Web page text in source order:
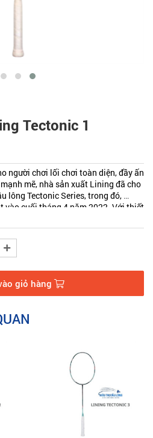
Tectonic 1
người chơi lối chơi toàn diện, đầy ấn
mẽ, nhà sản xuất Lining đã cho
lông Tectonic Series, trong đó,
vào cuối tháng 4 năm 2022. Với thiết
cung cấp khả năng bộc phát sức
còn có độ bền bỉ cao. Đặc biệt,
chỉ thừa hưởng những ưu điểm này
lông LiNing
giỏ hàng